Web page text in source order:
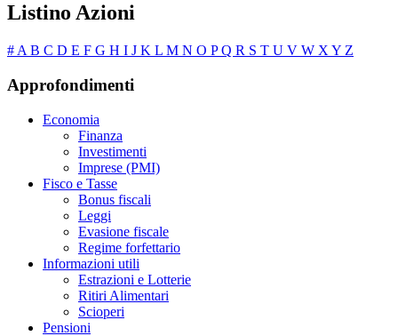
Listino Azioni
# A B C D E F G H I J K L M N O PQ R S T U V W X Y Z
Approfondimenti
Economia
Finanza
Investimenti
Imprese (PMI)
Fisco e Tasse
Bonus fiscali
Leggi
Evasione fiscale
Regime forfettario
Informazioni utili
Estrazioni e Lotterie
Ritiri Alimentari
Scioperi
Pensioni